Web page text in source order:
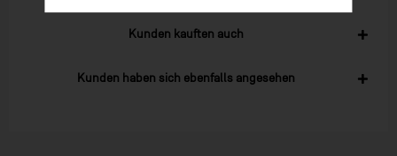
Kunden kauften auch
Kunden haben sich ebenfalls angesehen